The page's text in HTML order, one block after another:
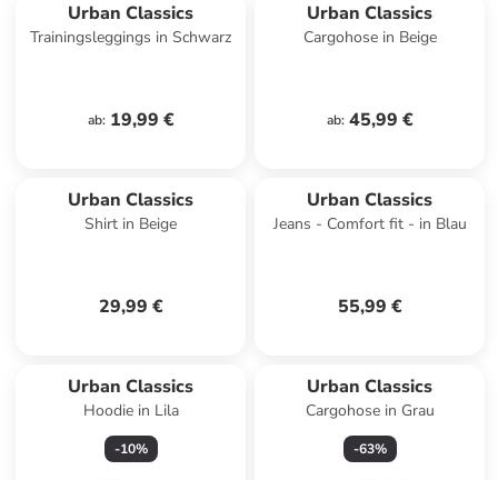
Urban Classics
Trainingsleggings in Schwarz
ab: 19,99 €
Urban Classics
Cargohose in Beige
ab: 45,99 €
Urban Classics
Shirt in Beige
29,99 €
Urban Classics
Jeans - Comfort fit - in Blau
55,99 €
Urban Classics
Hoodie in Lila
-10%
Urban Classics
Cargohose in Grau
-63%